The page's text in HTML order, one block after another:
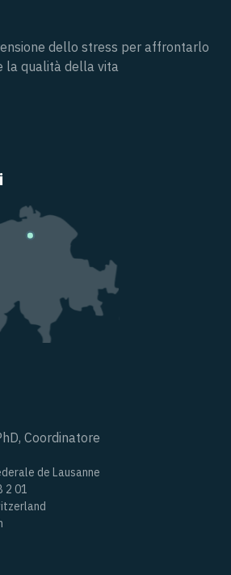
dello stress per affrontarlo
la qualità della vita
Coordinatore
de Lausanne
2 01